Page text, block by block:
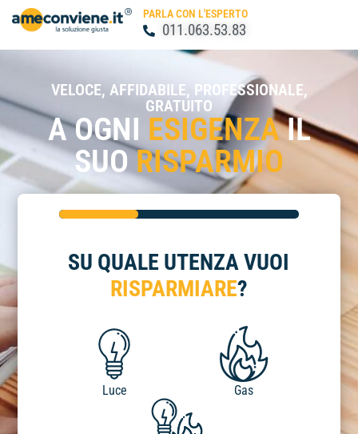
PARLA CON L'ESPERTO
011.063.53.83
VELOCE, AFFIDABILE, PROFESSIONALE,
GRATUITO
A OGNI ESIGENZAIL
SUORISPARMIO
SU QUALE UTENZA VUOI
RISPARMIARE?
Luce Gas